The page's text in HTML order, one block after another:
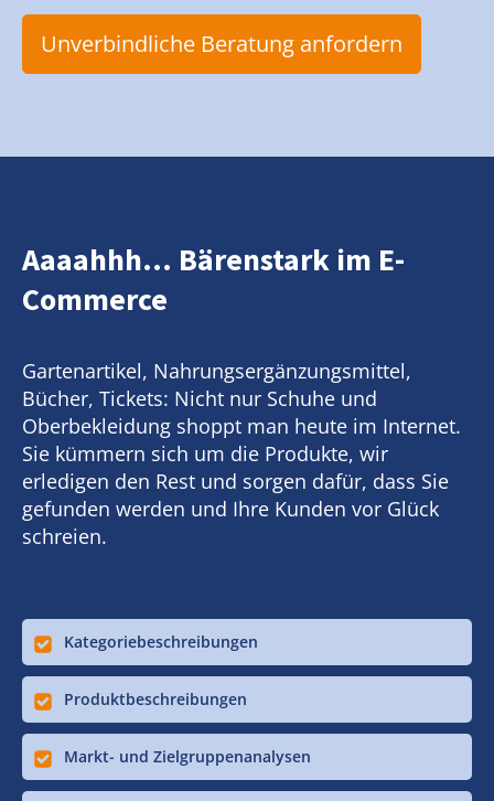
Unverbindliche Beratung anfordern
Aaaahhh... Bärenstark im E-
Commerce
Gartenartikel, Nahrungsergänzungsmittel,
Bücher, Tickets: Nicht nur Schuhe und
Oberbekleidung shoppt man heute im Internet.
Sie kümmern sich um die Produkte, wir
erledigen den Rest und sorgen dafür, dass Sie
gefunden werden und Ihre Kunden vor Glück
schreien.
Kategoriebeschreibungen
Produktbeschreibungen
Markt- und Zielgruppenanalysen